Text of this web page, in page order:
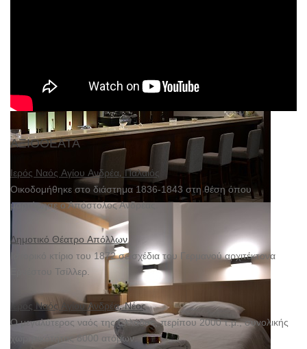
ΑΞΙΟΘΈΑΤΑ
Ιερός Ναός Αγίου Ανδρέα, Παλαιός
Οικοδομήθηκε στο διάστημα 1836-1843 στη θέση όπου
μαρτύρησε ο Απόστολος Ανδρέας.
Δημοτικό Θέατρο Απόλλων
Ιστορικό κτίριο του 1872 σε σχέδια του Γερμανού αρχιτέκτονα
Ερνέστου Τσίλλερ.
Ιερός Ναός Αγίου Ανδρέα, Νέος
Ο μεγαλύτερος ναός της Ελλάδος, περίπου 2000 τ.μ., συνολικής
χωρητικότητας 8000 ατόμων.